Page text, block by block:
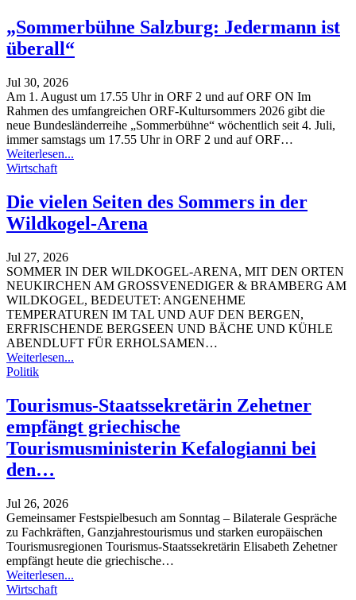
„Sommerbühne Salzburg: Jedermann ist
überall“
Jul 30, 2026
Am 1. August um 17.55 Uhr in ORF 2 und auf ORF ON Im
Rahmen des umfangreichen ORF-Kultursommers 2026 gibt die
neue Bundesländerreihe „Sommerbühne“ wöchentlich seit 4. Juli,
immer samstags um 17.55 Uhr in ORF 2 und auf ORF…
Weiterlesen...
Wirtschaft
Die vielen Seiten des Sommers in der
Wildkogel-Arena
Jul 27, 2026
SOMMER IN DER WILDKOGEL-ARENA, MIT DEN ORTEN
NEUKIRCHEN AM GROSSVENEDIGER & BRAMBERG AM
WILDKOGEL, BEDEUTET: ANGENEHME
TEMPERATUREN IM TAL UND AUF DEN BERGEN,
ERFRISCHENDE BERGSEEN UND BÄCHE UND KÜHLE
ABENDLUFT FÜR ERHOLSAMEN…
Weiterlesen...
Politik
Tourismus-Staatssekretärin Zehetner
empfängt griechische
Tourismusministerin Kefalogianni bei
den…
Jul 26, 2026
Gemeinsamer Festspielbesuch am Sonntag – Bilaterale Gespräche
zu Fachkräften, Ganzjahrestourismus und starken europäischen
Tourismusregionen Tourismus-Staatssekretärin Elisabeth Zehetner
empfängt heute die griechische…
Weiterlesen...
Wirtschaft